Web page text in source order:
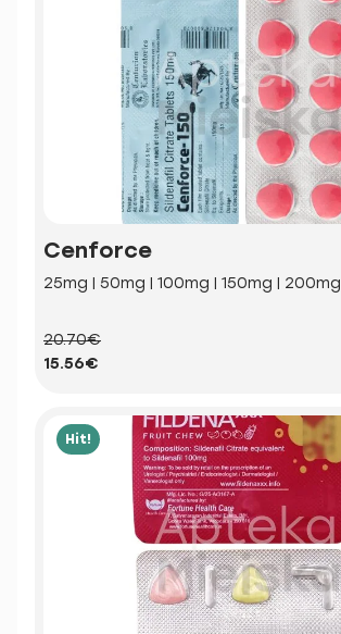
Cenforce
25mg | 50mg | 100mg | 150mg | 200mg
20.70€
15.56€
Hit!